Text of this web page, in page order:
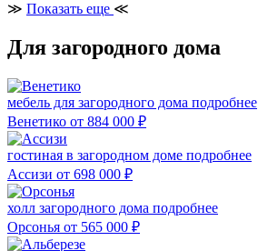
≫ Показать еще ≪
Для загородного дома
мебель для загородного дома подробнее
Венетико от 884 000 ₽
гостиная в загородном доме подробнее
Ассизи от 698 000 ₽
холл загородного дома подробнее
Орсонья от 565 000 ₽